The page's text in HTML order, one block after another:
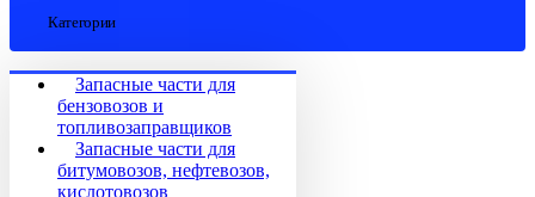
Категории
Запасные части для
бензовозов и
топливозаправщиков
Запасные части для
битумовозов, нефтевозов,
кислотовозов